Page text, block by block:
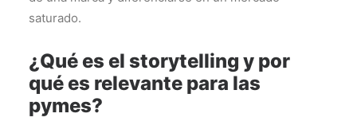
saturado.
¿Qué es el storytelling y por
qué es relevante para las
pymes?